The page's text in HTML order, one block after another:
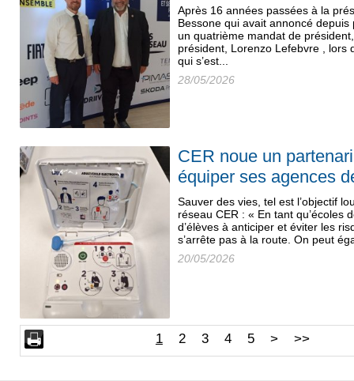
Après 16 années passées à la
Bessone qui avait annoncé
un quatrième mandat de
président, Lorenzo Lefebvre , lors
qui s’est...
28/05/2026
CER noue un
équiper ses agences
Sauver des vies, tel est l’objectif
réseau CER : « En tant qu’écoles
d’élèves à anticiper et éviter les
s’arrête pas à la route. On peut
20/05/2026
1 2 3 4 5 > >>